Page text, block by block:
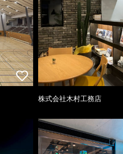
株式会社木村工務店